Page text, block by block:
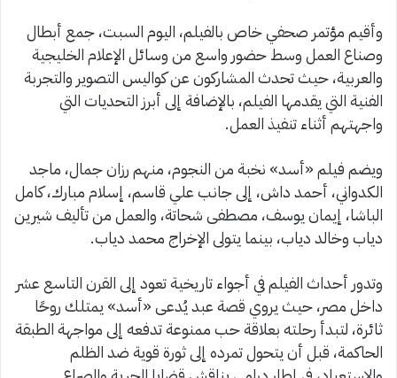
وأقيم مؤتمر صحفي خاص بالفيلم، اليوم السبت، جمع أبطال
وصناع العمل وسط حضور واسع من وسائل الإعلام الخليجية
والعربية، حيث تحدث المشاركون عن كواليس التصوير والتجربة
الفنية التي يقدمها الفيلم، بالإضافة إلى أبرز التحديات التي
واجهتهم أثناء تنفيذ العمل.
ويضم فيلم «أسد» نخبة من النجوم، منهم رزان جمال، ماجد
الكدواني، أحمد داش، إلى جانب علي قاسم، إسلام مبارك، كامل
الباشا، إيمان يوسف، مصطفى شحاتة، والعمل من تأليف شيرين
دياب وخالد دياب، بينما يتولى الإخراج محمد دياب.
وتدور أحداث الفيلم في أجواء تاريخية تعود إلى القرن التاسع عشر
داخل مصر، حيث يروي قصة عبد يُدعى «أسد» يمتلك روحًا
ثائرة، لتبدأ رحلته بعلاقة حب ممنوعة تدفعه إلى مواجهة الطبقة
الحاكمة، قبل أن يتحول تمرده إلى ثورة قوية ضد الظلم